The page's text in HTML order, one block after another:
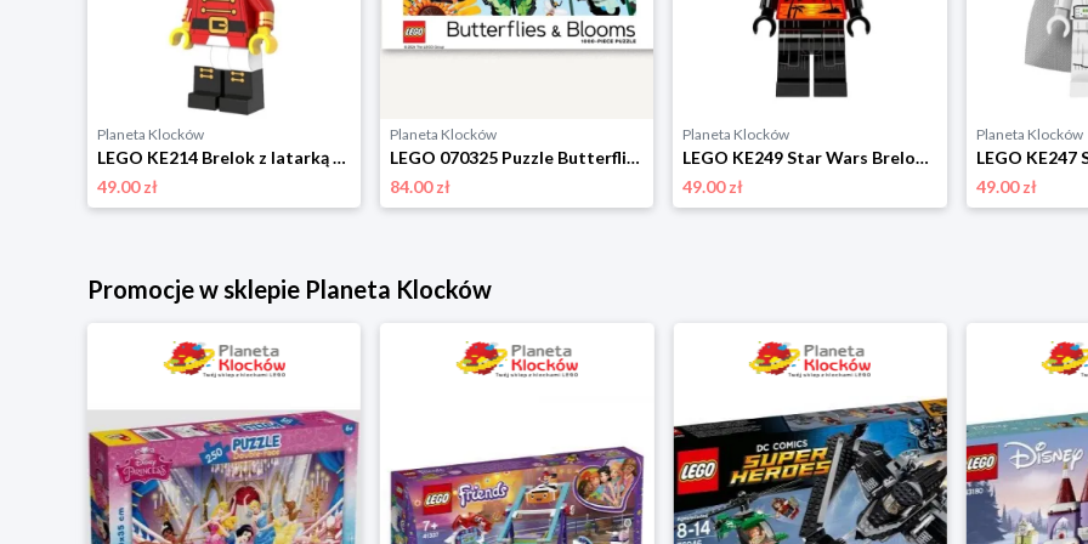
Planeta Klocków
LEGO KE214 Brelok z latarką Dziadek do orzechów Lego
49.00 zł
Planeta Klocków
LEGO 070325 Puzzle Butterflies & Blooms (1000 elementów) Lego
84.00 zł
Planeta Klocków
LEGO KE249 Star Wars Brelok latarka LED Darth Vader Vacation Lego
49.00 zł
Planeta Klocków
49.00 zł
Promocje w sklepie Planeta Klocków